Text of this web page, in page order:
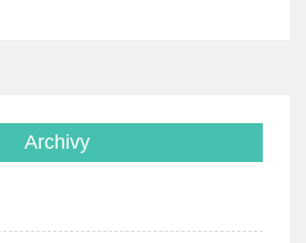
Archivy